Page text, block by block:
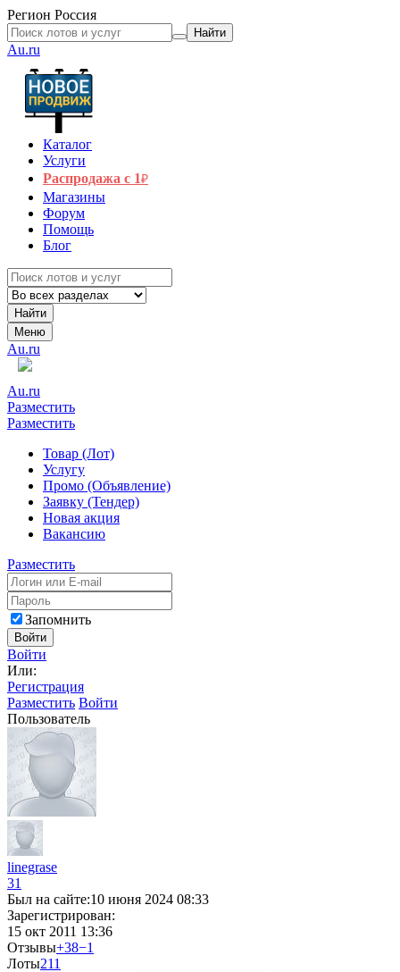
Регион Россия
Найти
Au.ru
Каталог
Услуги
Распродажа с 1₽
Магазины
Форум
Помощь
Блог
Найти
Меню
Au.ru
Au.ru
Разместить
Разместить
Товар (Лот)
Услугу
Промо (Объявление)
Заявку (Тендер)
Новая акция
Вакансию
Разместить
Запомнить
Войти
Войти
Или:
Регистрация
Разместить Войти
Пользователь
linegrase
31
Был на сайте:10 июня 2024 08:33
Зарегистрирован:
15 окт 2011 13:36
Отзывы+38−1
Лоты211